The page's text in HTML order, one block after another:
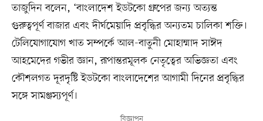
তাজুদিন বলেন, ‘বাংলাদেশ ইডটকো গ্রুপের জন্য অত্যন্ত
গুরুত্বপূর্ণ বাজার এবং দীর্ঘমেয়াদি প্রবৃদ্ধির অন্যতম চালিকা শক্তি।
টেলিযোগাযোগ খাত সম্পর্কে আল-বাতুনী মোহাম্মাদ সাঈদ
আহমেদের গভীর জ্ঞান, রূপান্তরমূলক নেতৃত্বের অভিজ্ঞতা এবং
কৌশলগত দূরদৃষ্টি ইডটকো বাংলাদেশের আগামী দিনের প্রবৃদ্ধির
সঙ্গে সামঞ্জস্যপূর্ণ।